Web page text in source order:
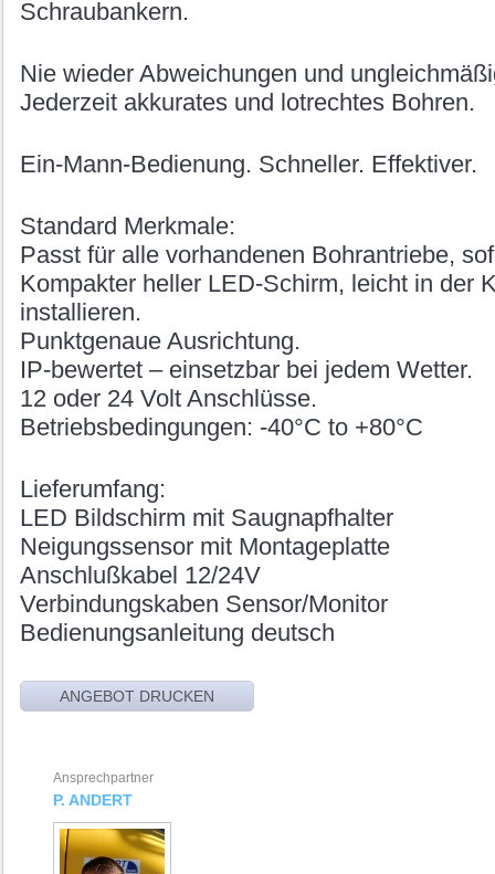
Schraubankern.
Nie wieder Abweichungen und
Jederzeit akkurates und lotrechtes Bohren.
Ein-Mann-Bedienung. Schneller. Effektiver.
Standard Merkmale:
Passt für alle vorhandenen Bohrantriebe,
Kompakter heller LED-Schirm, leicht in der
installieren.
Punktgenaue Ausrichtung.
IP-bewertet – einsetzbar bei jedem Wetter.
12 oder 24 Volt Anschlüsse.
Betriebsbedingungen: -40°C to +80°C
Lieferumfang:
LED Bildschirm mit Saugnapfhalter
Neigungssensor mit Montageplatte
Anschlußkabel 12/24V
Verbindungskaben Sensor/Monitor
Bedienungsanleitung deutsch
Ansprechpartner
P. ANDERT